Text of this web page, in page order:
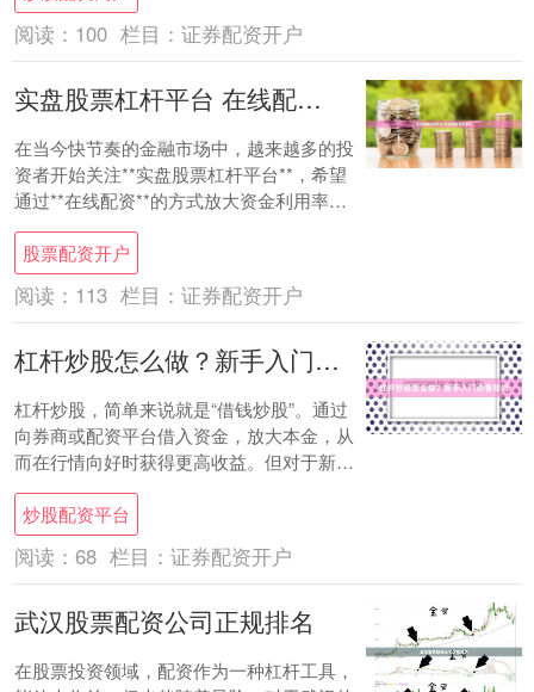
阅读： 100 栏目： 证券配资开户
实盘股票杠杆平台 在线配资 安全高效
在当今快节奏的金融市场中，越来越多的投
资者开始关注**实盘股票杠杆平台**，希望
通过**在线配资**的方式放大资金利用率，
实现收益最大化。然而，面对市场上众多
的....
股票配资开户
阅读： 113 栏目： 证券配资开户
杠杆炒股怎么做？新手入门必看技巧
杠杆炒股，简单来说就是“借钱炒股”。通过
向券商或配资平台借入资金，放大本金，从
而在行情向好时获得更高收益。但对于新手
而言，杠杆是一把双刃剑，用得好能加速盈
利，用....
炒股配资平台
阅读： 68 栏目： 证券配资开户
武汉股票配资公司正规排名
在股票投资领域，配资作为一种杠杆工具，